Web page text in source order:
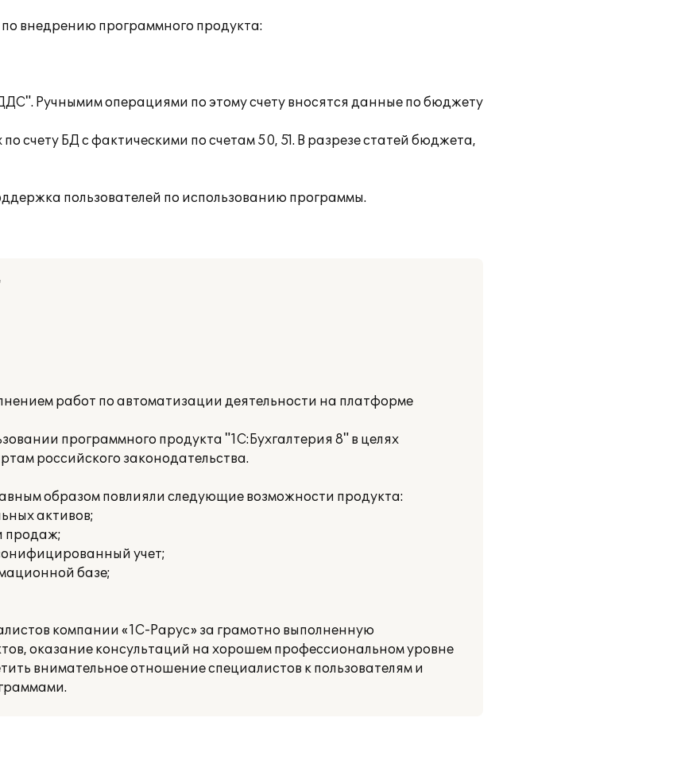
внедрению программного продукта:
Ручнымим операциями по этому счету вносятся данные по бюджету
счету БД с фактическими по счетам 50, 51. В разрезе статей бюджета,
пользователей по использованию программы.
работ по автоматизации деятельности на платформе
программного продукта "1С:Бухгалтерия 8" в целях
российского законодательства.
образом повлияли следующие возможности продукта:
активов;
продаж;
учет;
базе;
компании «1С-Рарус» за грамотно выполненную
оказание консультаций на хорошем профессиональном уровне
внимательное отношение специалистов к пользователям и